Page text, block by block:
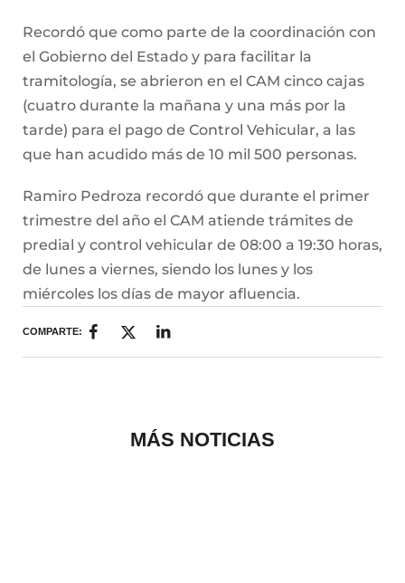
Recordó que como parte de la coordinación con
el Gobierno del Estado y para facilitar la
tramitología, se abrieron en el CAM cinco cajas
(cuatro durante la mañana y una más por la
tarde) para el pago de Control Vehicular, a las
que han acudido más de 10 mil 500 personas.
Ramiro Pedroza recordó que durante el primer
trimestre del año el CAM atiende trámites de
predial y control vehicular de 08:00 a 19:30 horas,
de lunes a viernes, siendo los lunes y los
miércoles los días de mayor afluencia.
COMPARTE:
MÁS NOTICIAS